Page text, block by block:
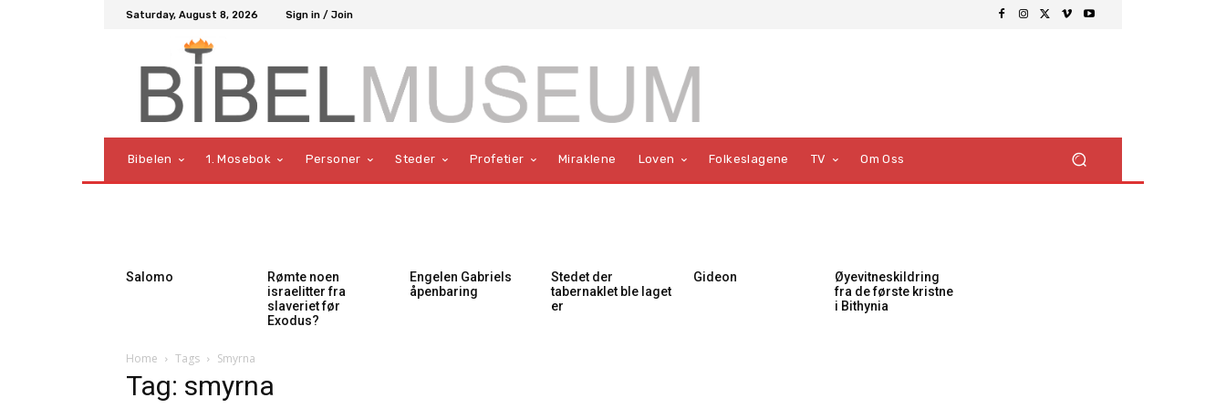
Saturday, August 8, 2026 Sign in / Join
Bibelen 1. Mosebok Personer Steder Profetier Miraklene Loven Folkeslagene TV Om Oss
Salomo
Rømte noen
israelitter fra
slaveriet før
Exodus?
Engelen Gabriels
åpenbaring
Stedet der
tabernaklet ble laget
er
Gideon
Øyevitneskildring
fra de første kristne
i Bithynia
Home Tags Smyrna
Tag: smyrna